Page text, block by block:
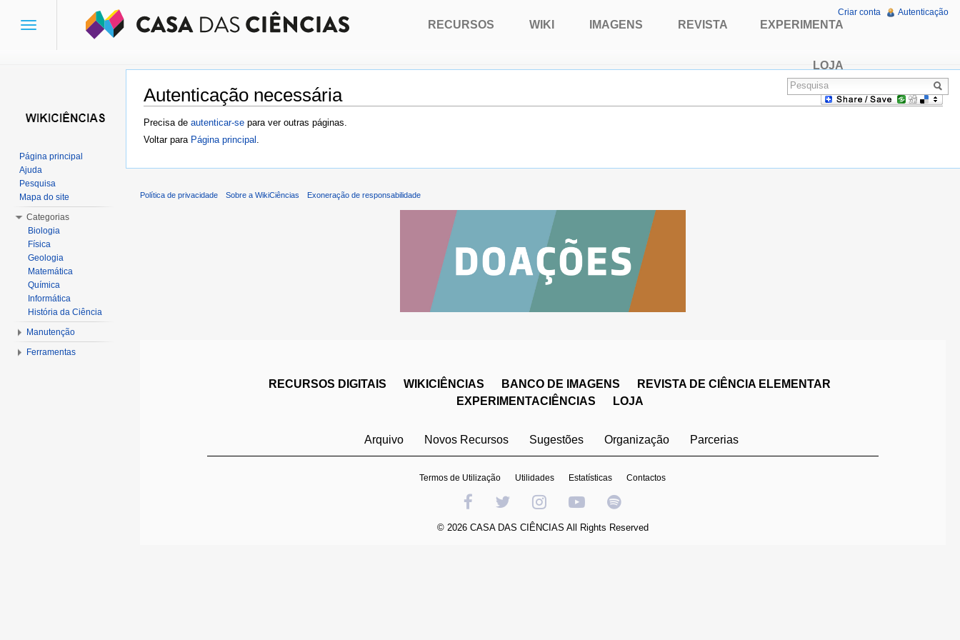
Autenticação necessária
Ir para:navegação,pesquisa
Precisa de autenticar-se para ver outras páginas.
Voltar para Página principal
Toggle
RECURSOS WIKI IMAGENS REVISTA EXPERIMENTA
LOJA
Criar conta Autenticação
Página principal
Ajuda
Pesquisa
Mapa do site
Categorias
Biologia
Física
Geologia
Matemática
Química
Informática
História da Ciência
Manutenção
Ferramentas
Política de privacidade Sobre a WikiCiências Exoneração de responsabilidade
RECURSOS DIGITAIS WIKICIÊNCIAS BANCO DE IMAGENS
REVISTA DE CIÊNCIA ELEMENTAR
EXPERIMENTACIÊNCIAS
LOJA
Arquivo Novos Recursos Sugestões Organização Parcerias
Termos de Utilização Utilidades Estatísticas Contactos
© 2026 CASA DAS CIÊNCIAS All Rights Reserved